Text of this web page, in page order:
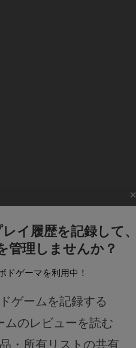
イ履歴を記録して、
管理しませんか？
ドゲーマを利用中！
ゲームを記録する
ムのレビューを読む
・所有リストの共有
新作・再入荷情報